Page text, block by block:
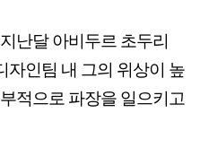
난달 아비두르 초두리
자인팀 내 그의 위상이 높
적으로 파장을 일으키고